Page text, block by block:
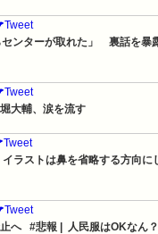
ンターが取れた」　裏話を暴
大輔、涙を流す
イラストは鼻を省略する方向
へ   #悲報 |  人民服はOKなん？